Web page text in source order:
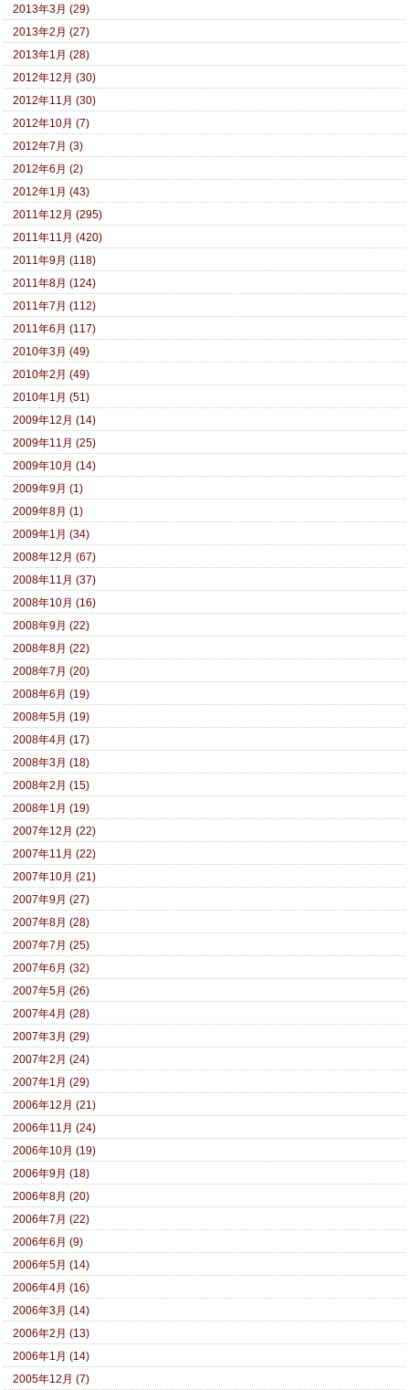
2013年3月 (29)
2013年2月 (27)
2013年1月 (28)
2012年12月 (30)
2012年11月 (30)
2012年10月 (7)
2012年7月 (3)
2012年6月 (2)
2012年1月 (43)
2011年12月 (295)
2011年11月 (420)
2011年9月 (118)
2011年8月 (124)
2011年7月 (112)
2011年6月 (117)
2010年3月 (49)
2010年2月 (49)
2010年1月 (51)
2009年12月 (14)
2009年11月 (25)
2009年10月 (14)
2009年9月 (1)
2009年8月 (1)
2009年1月 (34)
2008年12月 (67)
2008年11月 (37)
2008年10月 (16)
2008年9月 (22)
2008年8月 (22)
2008年7月 (20)
2008年6月 (19)
2008年5月 (19)
2008年4月 (17)
2008年3月 (18)
2008年2月 (15)
2008年1月 (19)
2007年12月 (22)
2007年11月 (22)
2007年10月 (21)
2007年9月 (27)
2007年8月 (28)
2007年7月 (25)
2007年6月 (32)
2007年5月 (26)
2007年4月 (28)
2007年3月 (29)
2007年2月 (24)
2007年1月 (29)
2006年12月 (21)
2006年11月 (24)
2006年10月 (19)
2006年9月 (18)
2006年8月 (20)
2006年7月 (22)
2006年6月 (9)
2006年5月 (14)
2006年4月 (16)
2006年3月 (14)
2006年2月 (13)
2006年1月 (14)
2005年12月 (7)